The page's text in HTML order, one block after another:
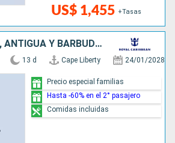
US$ 1,455 +Tasas
ESTADOS UNIDOS, ANTIGUA Y BARBUDA, BARBADOS, SANTA LUCIA, SAN MARTÍN
13 d Cape Liberty 24/01/2028
Precio especial familias
Hasta -60% en el 2° pasajero
Comidas incluidas